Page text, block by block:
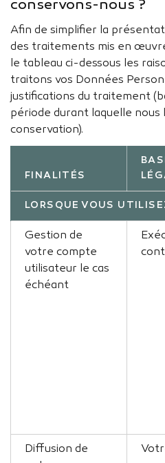
conservons-nous ?
Afin de simplifier la
des traitements mis en
le tableau ci-dessous les
traitons vos Données
justifications du traitement
période durant laquelle nous
conservation).
FINALITÉS
LORSQUE VOUS
Gestion de
votre compte
utilisateur le cas
échéant
Diffusion de